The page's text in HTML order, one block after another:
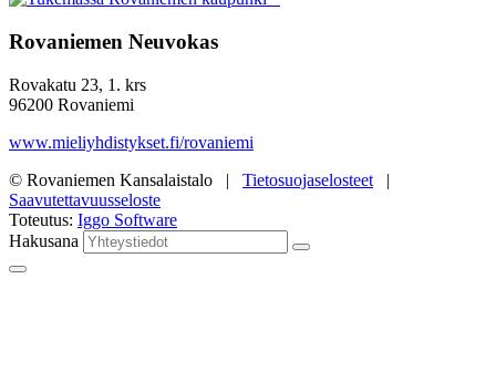
Rovaniemen Neuvokas
Rovakatu 23, 1. krs
96200 Rovaniemi
www.mieliyhdistykset.fi/rovaniemi
© Rovaniemen Kansalaistalo | Tietosuojaselosteet |
Saavutettavuusseloste
Toteutus: Iggo Software
Hakusana